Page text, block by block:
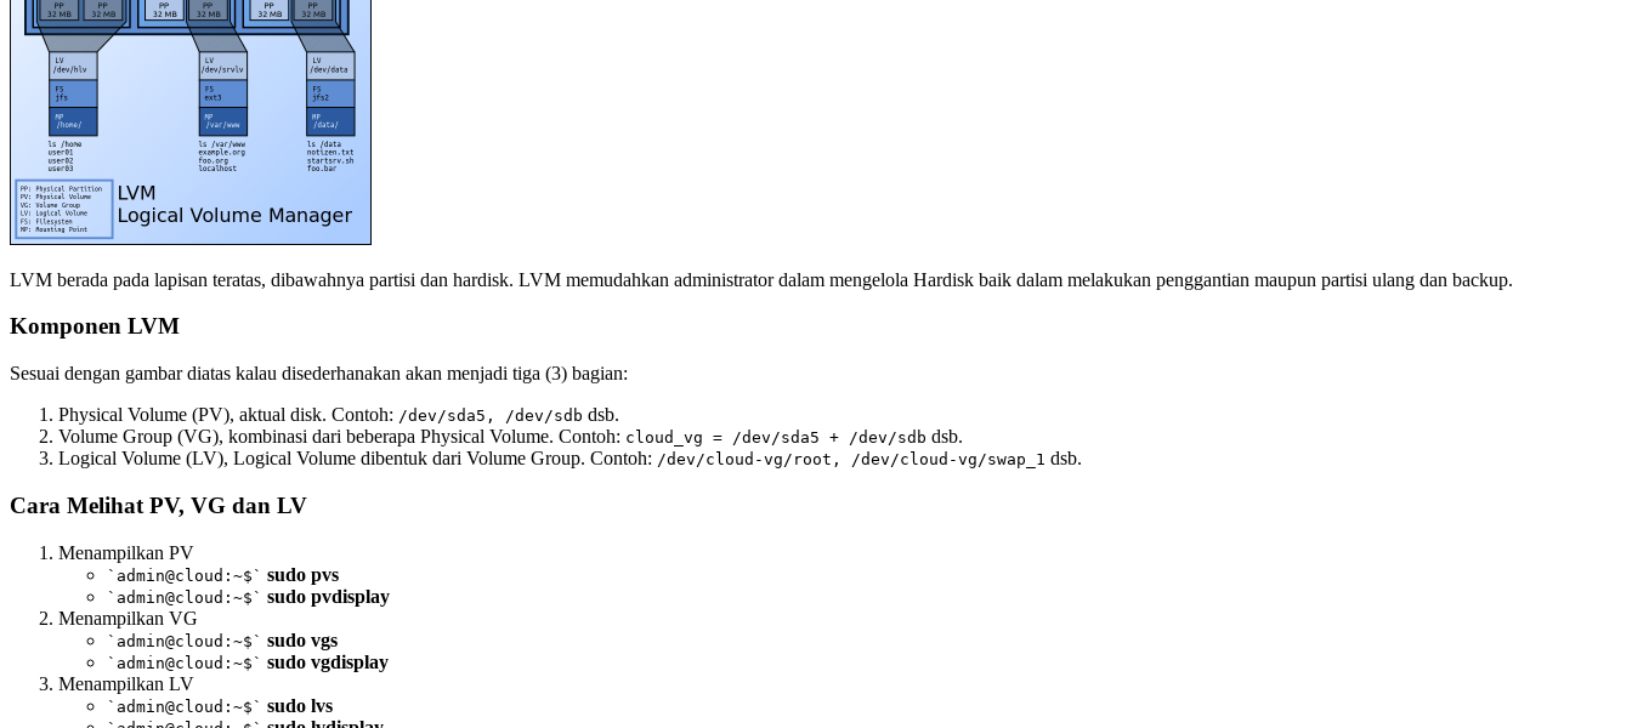
LVM berada pada lapisan teratas, dibawahnya partisi dan hardisk. LVM memudahkan administrator dalam mengelola Hardisk baik dalam melakukan penggantian maupun partisi ulang dan backup.
Komponen LVM
Sesuai dengan gambar diatas kalau disederhanakan akan menjadi tiga (3) bagian:
Physical Volume (PV), aktual disk. Contoh: /dev/sda5, /dev/sdb dsb.
Volume Group (VG), kombinasi dari beberapa Physical Volume. Contoh: cloud_vg = /dev/sda5 + /dev/sdb dsb.
Logical Volume (LV), Logical Volume dibentuk dari Volume Group. Contoh: /dev/cloud-vg/root, /dev/cloud-vg/swap_1 dsb.
Cara Melihat PV, VG dan LV
Menampilkan PV
`admin@cloud:~$` sudo pvs
`admin@cloud:~$` sudo pvdisplay
Menampilkan VG
`admin@cloud:~$` sudo vgs
`admin@cloud:~$` sudo vgdisplay
Menampilkan LV
`admin@cloud:~$` sudo lvs